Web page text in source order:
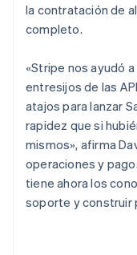
la contratación de
completo.
«Stripe nos ayudó
entresijos de las
atajos para lanzar
rapidez que si
mismos», afirma
operaciones y
tiene ahora los
soporte y construir